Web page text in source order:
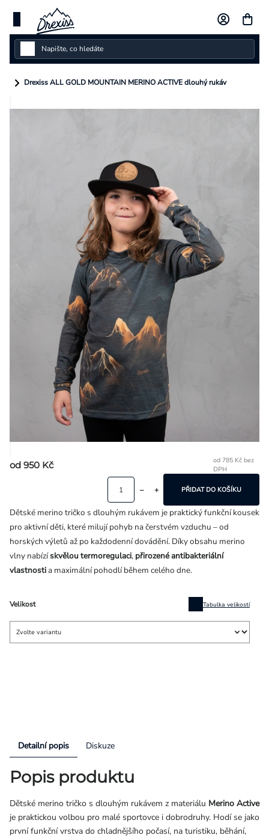
obsah
Dámské
Dětské
Drexiss ALL GOLD MOUNTAIN MERINO ACTIVE dlouhý rukáv
od 950 Kč od 785 Kč bez
DPH
Velikost Tabulka velikostí
PŘIDAT DO KOŠÍKU
Dětské merino tričko s dlouhým rukávem je praktický funkční kousek
pro aktivní děti, které milují pohyb na čerstvém vzduchu – od
horských výletů až po každodenní dovádění. Díky obsahu merino
vlny nabízískvělou termoregulaci, přirozené antibakteriální
vlastnostia maximální pohodlí během celého dne.
Detailní popis Diskuze
Popis produktu
Dětské merino tričko s dlouhým rukávem z materiálu Merino Active
je praktickou volbou pro malé sportovce i dobrodruhy. Hodí se jako
první funkční vrstva do chladnějšího počasí, na turistiku, běhání,